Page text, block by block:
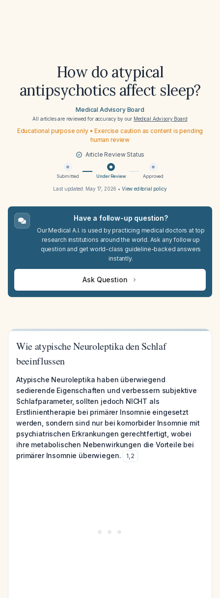
How do atypical
antipsychotics affect sleep?
Medical Advisory Board
All articles are reviewed for accuracy by our Medical Advisory Board
Educational purpose only • Exercise caution as content is pending
human review
Article Review Status
Submitted Under Review Approved
Last updated: May 17, 2026 • View editorial policy
Have a follow-up question?
Our Medical A.I. is used by practicing medical doctors at top
research institutions around the world. Ask any follow up
question and get world-class guideline-backed answers
instantly.
Ask Question
Wie atypische Neuroleptika den Schlaf
beeinflussen
Atypische Neuroleptika haben überwiegend
sedierende Eigenschaften und verbessern subjektive
Schlafparameter, sollten jedoch NICHT als
Erstlinientherapie bei primärer Insomnie eingesetzt
werden, sondern sind nur bei komorbider Insomnie mit
psychiatrischen Erkrankungen gerechtfertigt, wobei
ihre metabolischen Nebenwirkungen die Vorteile bei
primärer Insomnie überwiegen.
1,2